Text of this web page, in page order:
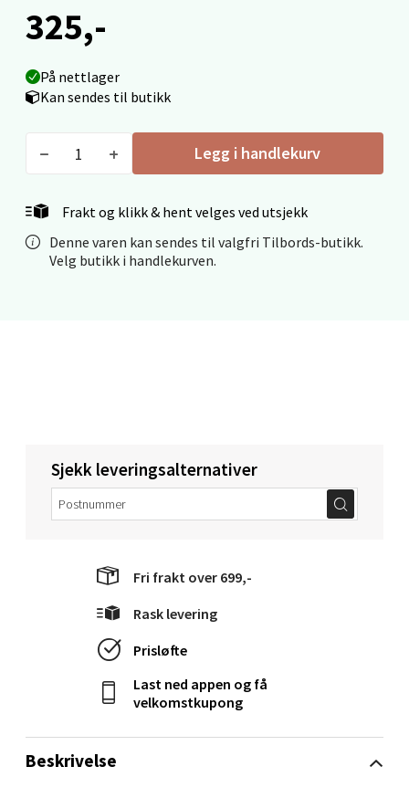
325,-
På nettlager
Kan sendes til butikk
Legg i handlekurv
Frakt og klikk & hent velges ved utsjekk
Denne varen kan sendes til valgfri Tilbords-butikk.
Velg butikk i handlekurven.
Beskrivelse
Sjekk leveringsalternativer
Fri frakt over 699,-
Rask levering
Prisløfte
Last ned appen og få
velkomstkupong
0 i butikk
Ålesund - Thon Senter Moa
Langelandsvegen 25, 6010 Ålesund
0 i butikk
Åpent i dag 10-18
0 i butikk
Narvik - Thon Senter Malmporten
Åpent i dag 10-18